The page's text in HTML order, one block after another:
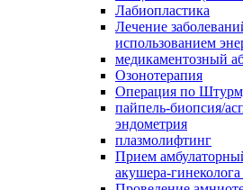
Лабиопластика
Лечение
использованием
медикаментозный
Озонотерапия
Операция по
пайпель-биопсия/
эндометрия
плазмолифтинг
Прием
акушера-